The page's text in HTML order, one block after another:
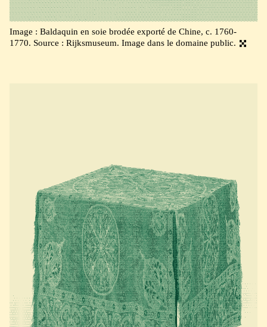
Image : Baldaquin en soie brodée exporté de Chine, c. 1760-
1770. Source : Rijksmuseum. Image dans le domaine public.